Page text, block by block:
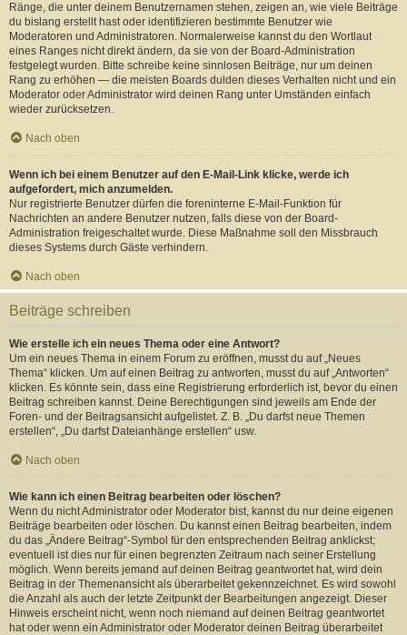
Ränge, die unter deinem Benutzernamen stehen, zeigen an, wie viele Beiträge
du bislang erstellt hast oder identifizieren bestimmte Benutzer wie
Moderatoren und Administratoren. Normalerweise kannst du den Wortlaut
eines Ranges nicht direkt ändern, da sie von der Board-Administration
festgelegt wurden. Bitte schreibe keine sinnlosen Beiträge, nur um deinen
Rang zu erhöhen — die meisten Boards dulden dieses Verhalten nicht und ein
Moderator oder Administrator wird deinen Rang unter Umständen einfach
wieder zurücksetzen.
Nach oben
Wenn ich bei einem Benutzer auf den E-Mail-Link klicke, werde ich
aufgefordert, mich anzumelden.
Nur registrierte Benutzer dürfen die foreninterne E-Mail-Funktion für
Nachrichten an andere Benutzer nutzen, falls diese von der Board-
Administration freigeschaltet wurde. Diese Maßnahme soll den Missbrauch
dieses Systems durch Gäste verhindern.
Nach oben
Beiträge schreiben
Wie erstelle ich ein neues Thema oder eine Antwort?
Um ein neues Thema in einem Forum zu eröffnen, musst du auf „Neues
Thema“ klicken. Um auf einen Beitrag zu antworten, musst du auf „Antworten“
klicken. Es könnte sein, dass eine Registrierung erforderlich ist, bevor du einen
Beitrag schreiben kannst. Deine Berechtigungen sind jeweils am Ende der
Foren- und der Beitragsansicht aufgelistet. Z. B. „Du darfst neue Themen
erstellen“, „Du darfst Dateianhänge erstellen“ usw.
Nach oben
Wie kann ich einen Beitrag bearbeiten oder löschen?
Wenn du nicht Administrator oder Moderator bist, kannst du nur deine eigenen
Beiträge bearbeiten oder löschen. Du kannst einen Beitrag bearbeiten, indem
du das „Ändere Beitrag“-Symbol für den entsprechenden Beitrag anklickst;
eventuell ist dies nur für einen begrenzten Zeitraum nach seiner Erstellung
möglich. Wenn bereits jemand auf deinen Beitrag geantwortet hat, wird dein
Beitrag in der Themenansicht als überarbeitet gekennzeichnet. Es wird sowohl
die Anzahl als auch der letzte Zeitpunkt der Bearbeitungen angezeigt. Dieser
Hinweis erscheint nicht, wenn noch niemand auf deinen Beitrag geantwortet
hat oder wenn ein Administrator oder Moderator deinen Beitrag überarbeitet